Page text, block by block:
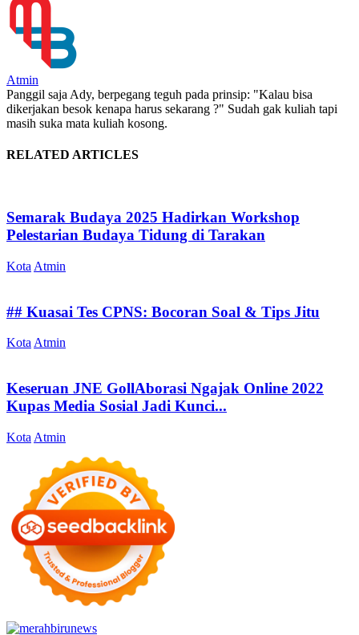
Atmin
Panggil saja Ady, berpegang teguh pada prinsip: "Kalau bisa
dikerjakan besok kenapa harus sekarang ?" Sudah gak kuliah tapi
masih suka mata kuliah kosong.
RELATED ARTICLES
Semarak Budaya 2025 Hadirkan Workshop
Pelestarian Budaya Tidung di Tarakan
Kota Atmin
## Kuasai Tes CPNS: Bocoran Soal & Tips Jitu
Kota Atmin
Keseruan JNE GollAborasi Ngajak Online 2022
Kupas Media Sosial Jadi Kunci...
Kota Atmin